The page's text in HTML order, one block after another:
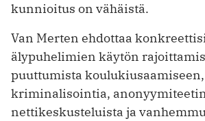
kunnioitus on vähäistä.
Van Merten ehdottaa
älypuhelimien käytön
puuttumista
kriminalisointia,
nettikeskusteluista ja